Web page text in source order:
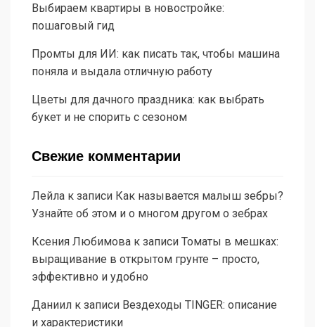
Выбираем квартиры в новостройке:
пошаговый гид
Промты для ИИ: как писать так, чтобы машина
поняла и выдала отличную работу
Цветы для дачного праздника: как выбрать
букет и не спорить с сезоном
Свежие комментарии
Лейла к записи Как называется малыш зебры?
Узнайте об этом и о многом другом о зебрах
Ксения Любимова к записи Томаты в мешках:
выращивание в открытом грунте – просто,
эффективно и удобно
Даниил к записи Вездеходы TINGER: описание
и характеристики